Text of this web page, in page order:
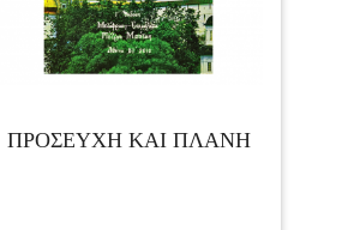
ΠΡΟΣΕΥΧΗ ΚΑΙ ΠΛΑΝΗ